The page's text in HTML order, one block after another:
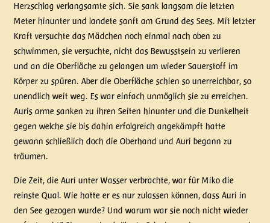
Herzschlag verlangsamte sich. Sie sank langsam die letzten
Meter hinunter und landete sanft am Grund des Sees. Mit letzter
Kraft versuchte das Mädchen noch einmal nach oben zu
schwimmen, sie versuchte, nicht das Bewusstsein zu verlieren
und an die Oberfläche zu gelangen um wieder Sauerstoff im
Körper zu spüren. Aber die Oberfläche schien so unerreichbar, so
unendlich weit weg. Es war einfach unmöglich sie zu erreichen.
Auris arme sanken zu ihren Seiten hinunter und die Dunkelheit
gegen welche sie bis dahin erfolgreich angekämpft hatte
gewann schließlich doch die Oberhand und Auri begann zu
träumen.
Die Zeit, die Auri unter Wasser verbrachte, war für Miko die
reinste Qual. Wie hatte er es nur zulassen können, dass Auri in
den See gezogen wurde? Und warum war sie noch nicht wieder